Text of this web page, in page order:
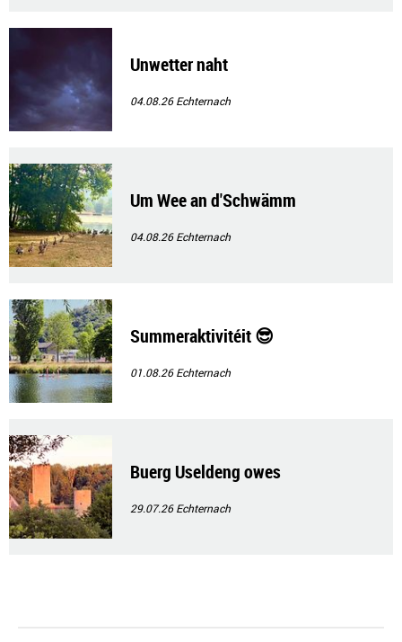
Unwetter naht
04.08.26Echternach
Um Wee an d'Schwämm
04.08.26Echternach
Summeraktivitéit 😎
01.08.26Echternach
Buerg Useldeng owes
29.07.26Echternach